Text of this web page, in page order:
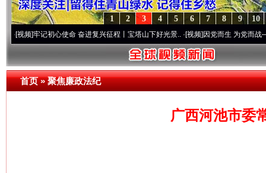
10
9
8
7
6
5
4
3
2
1
初心使命 奋进复兴征程丨宝塔山下好光景..·[视频]因党而生 为党而战——百年“纪
首页»聚焦廉政法纪
广西河池市委